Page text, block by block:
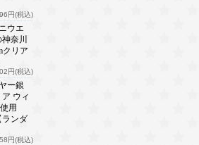
円(税込)
ウエ
奈川
クリア
円(税込)
ー銀
ウィ
用
ランダ
円(税込)